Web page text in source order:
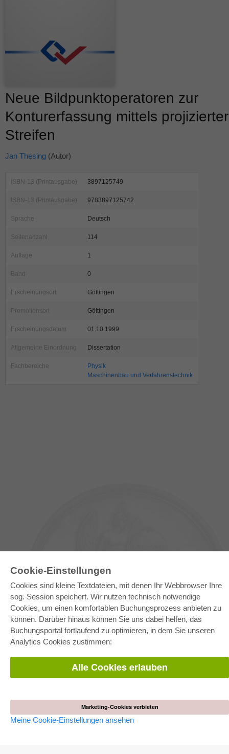
Cookie-Einstellungen
Cookies sind kleine Textdateien, mit denen Ihr Webbrowser Ihre
sog. Session speichert. Wir nutzen technisch notwendige
Cookies, um einen komfortablen Buchungsprozess anbieten zu
können. Darüber hinaus können Sie uns dabei helfen, das
Buchungsportal fortlaufend zu optimieren, in dem Sie unseren
Analytics Cookies zustimmen:
Alle Cookies erlauben
Marketing-Cookies verbieten
Meine Cookie-Einstellungen ansehen
Neue Bildpunktoperatoren zur
Konturerfassung mittels projizierter
Streifen
Jan Thesing (Autor)
ISBN-13 (Printausgabe) 3897125749
ISBN-13 (Printausgabe) 9783897125742
Sprache Deutsch
Seitenanzahl 114
Auflage 1
Band 0
Erscheinungsort Göttingen
Promotionsort Göttingen
Erscheinungsdatum 01.10.1999
Allgemeine Einordnung Dissertation
Fachbereiche
Physik
Maschinenbau und Verfahrenstechnik
E-COLLECTION
Gesamtpaket
Fachbereichspakete
Pick & Choose
Bereitstellung von E-Books
Häufig gestellte Fragen (FAQ)
AGB
AUTOR WERDEN